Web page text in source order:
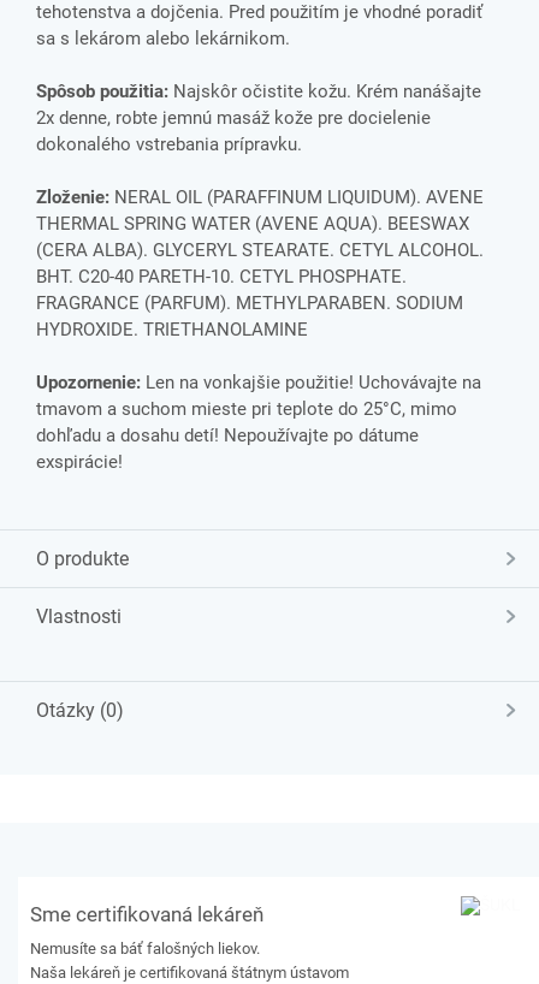
tehotenstva a dojčenia. Pred použitím je vhodné poradiť
sa s lekárom alebo lekárnikom.
Spôsob použitia: Najskôr očistite kožu. Krém nanášajte
2x denne, robte jemnú masáž kože pre docielenie
dokonalého vstrebania prípravku.
Zloženie: NERAL OIL (PARAFFINUM LIQUIDUM). AVENE
THERMAL SPRING WATER (AVENE AQUA). BEESWAX
(CERA ALBA). GLYCERYL STEARATE. CETYL ALCOHOL.
BHT. C20-40 PARETH-10. CETYL PHOSPHATE.
FRAGRANCE (PARFUM). METHYLPARABEN. SODIUM
HYDROXIDE. TRIETHANOLAMINE
Upozornenie: Len na vonkajšie použitie! Uchovávajte na
tmavom a suchom mieste pri teplote do 25°C, mimo
dohľadu a dosahu detí! Nepoužívajte po dátume
exspirácie!
O produkte
Vlastnosti
Otázky (0)
Sme certifikovaná lekáreň
Nemusíte sa báť falošných liekov.
Naša lekáreň je certifikovaná štátnym ústavom